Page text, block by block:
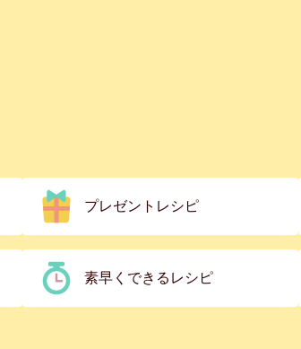
プレゼントレシピ
素早くできるレシピ